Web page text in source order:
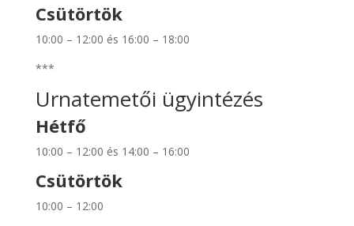
Csütörtök
10:00 – 12:00 és 16:00 – 18:00
***
Urnatemetői ügyintézés
Hétfő
10:00 – 12:00 és 14:00 – 16:00
Csütörtök
10:00 – 12:00